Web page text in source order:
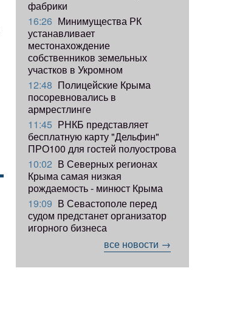
фабрики
16:26 Минимущества РК
устанавливает
местонахождение
собственников земельных
участков в Укромном
12:48 Полицейские Крыма
посоревновались в
армрестлинге
11:45 РНКБ представляет
бесплатную карту "Дельфин"
ПРО100 для гостей полуострова
10:02 В Северных регионах
Крыма самая низкая
рождаемость - минюст Крыма
19:09 В Севастополе перед
судом предстанет организатор
игорного бизнеса
все новости →